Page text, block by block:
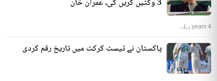
3 وکٹیں گریں گی، عمران خان
4 years پہلے
پاکستان نے ٹیسٹ کرکٹ میں تاریخ رقم کردی